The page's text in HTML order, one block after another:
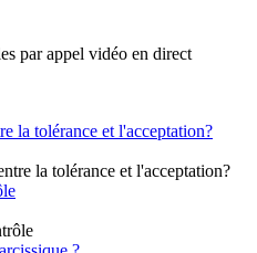
par appel vidéo en direct
la tolérance et l'acceptation?